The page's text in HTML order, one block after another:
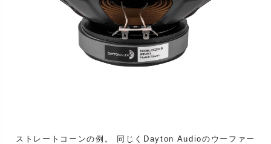
ストレートコーンの例。 同じくDayton Audioのウーファー